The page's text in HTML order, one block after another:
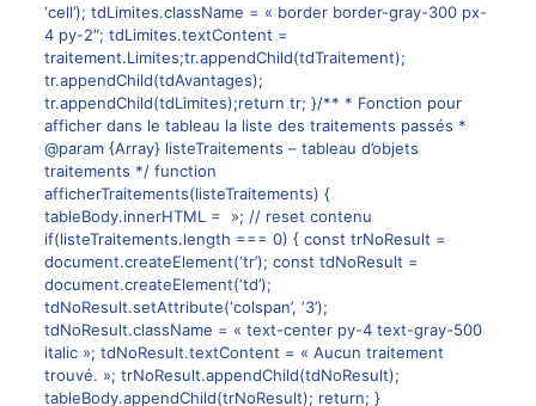
‘cell’); tdLimites.className = « border border-gray-300 px-
4 py-2″; tdLimites.textContent =
traitement.Limites;tr.appendChild(tdTraitement);
tr.appendChild(tdAvantages);
tr.appendChild(tdLimites);return tr; }/** * Fonction pour
afficher dans le tableau la liste des traitements passés *
@param {Array} listeTraitements – tableau d’objets
traitements */ function
afficherTraitements(listeTraitements) {
tableBody.innerHTML = »; // reset contenu
if(listeTraitements.length === 0) { const trNoResult =
document.createElement(‘tr’); const tdNoResult =
document.createElement(‘td’);
tdNoResult.setAttribute(‘colspan’, ‘3’);
tdNoResult.className = « text-center py-4 text-gray-500
italic »; tdNoResult.textContent = « Aucun traitement
trouvé. »; trNoResult.appendChild(tdNoResult);
tableBody.appendChild(trNoResult); return; }